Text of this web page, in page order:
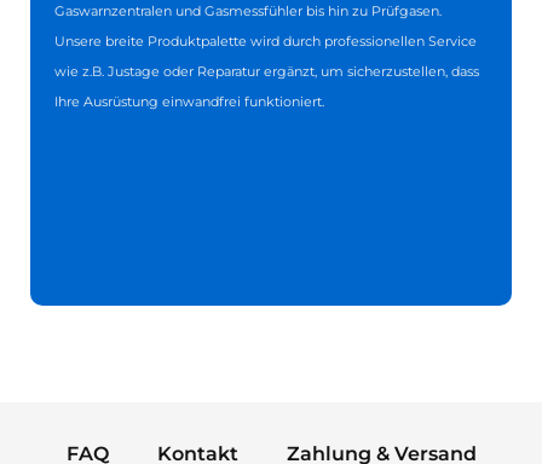
Gaswarnzentralen und Gasmessfühler bis hin zu Prüfgasen.
Unsere breite Produktpalette wird durch professionellen Service
wie z.B. Justage oder Reparatur ergänzt, um sicherzustellen, dass
Ihre Ausrüstung einwandfrei funktioniert.
FAQ Kontakt
Zahlung & Versand